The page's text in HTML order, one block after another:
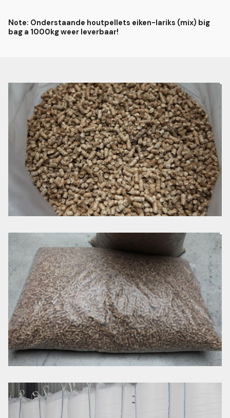
Note: Onderstaande houtpellets eiken-lariks (mix) big
bag a 1000kg weer leverbaar!